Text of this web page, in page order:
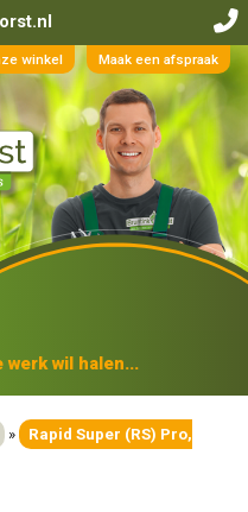
winkel Maak een afspraak
wil halen...
»
Rapid Super (RS) Pro,